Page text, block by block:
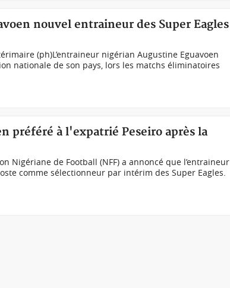
nouvel entraineur des Super Eagles
(ph)L’entraineur nigérian Augustine Eguavoen
nationale de son pays, lors les matchs éliminatoires
préféré à l'expatrié Peseiro après la
Nigériane de Football (NFF) a annoncé que l’entraineur
comme sélectionneur par intérim des Super Eagles.